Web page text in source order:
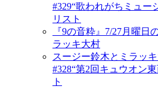
#329“歌われがちミュー
リスト
『9の音粋』7/27月曜日
ラッキ大村
スージー鈴木とミラッ
#328“第2回キュウオン
ト